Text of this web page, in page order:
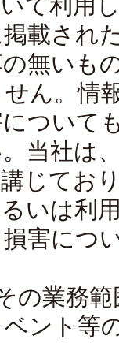
載され
無いも
ん。情
ついて
当社は
じてお
いは利
害につ
の業務
ント等